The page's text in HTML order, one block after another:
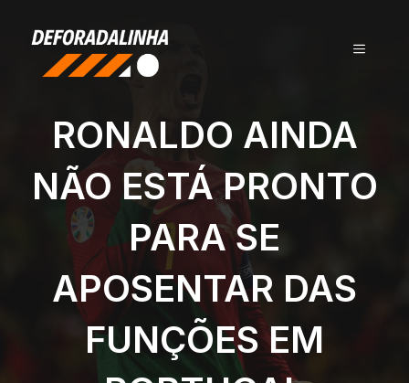
conteúdo
MENU
RONALDO AINDA
NÃO ESTÁ PRONTO
PARA SE
APOSENTAR DAS
FUNÇÕES EM